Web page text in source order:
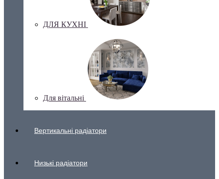
ДЛЯ КУХНІ
Для вітальні
Вертикальні радіатори
Низькі радіатори